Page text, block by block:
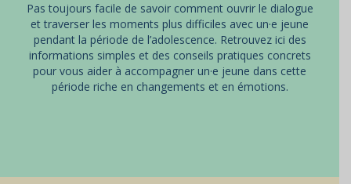
Pas toujours facile de savoir comment ouvrir le dialogue
et traverser les moments plus difficiles avec un·e jeune
pendant la période de l’adolescence. Retrouvez ici des
informations simples et des conseils pratiques concrets
pour vous aider à accompagner un·e jeune dans cette
période riche en changements et en émotions.